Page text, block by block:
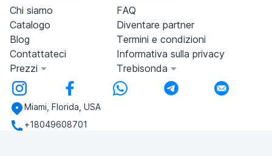
Chi siamo
Catalogo
Blog
Contattateci
Prezzi
FAQ
Diventare partner
Termini e condizioni
Informativa sulla privacy
Trebisonda
Miami, Florida, USA
+18049608701